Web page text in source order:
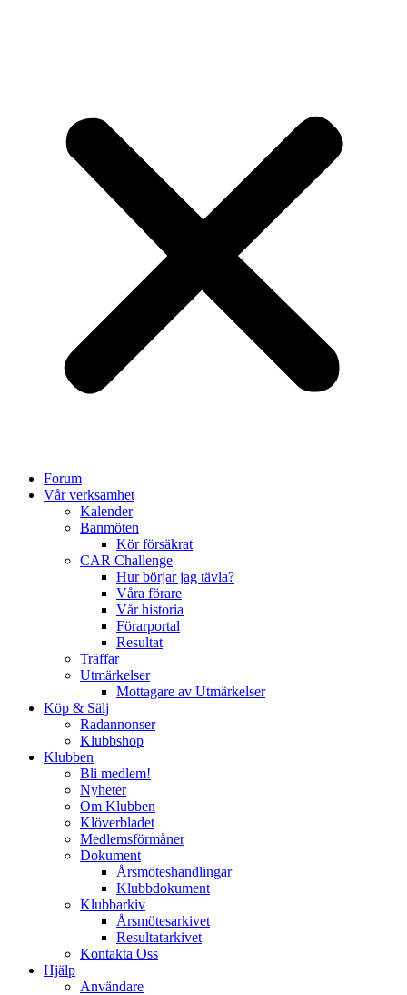
Forum
Vår verksamhet
Kalender
Banmöten
Kör försäkrat
CAR Challenge
Hur börjar jag tävla?
Våra förare
Vår historia
Förarportal
Resultat
Träffar
Utmärkelser
Mottagare av Utmärkelser
Köp & Sälj
Radannonser
Klubbshop
Klubben
Bli medlem!
Nyheter
Om Klubben
Klöverbladet
Medlemsförmåner
Dokument
Årsmöteshandlingar
Klubbdokument
Klubbarkiv
Årsmötesarkivet
Resultatarkivet
Kontakta Oss
Hjälp
Användare